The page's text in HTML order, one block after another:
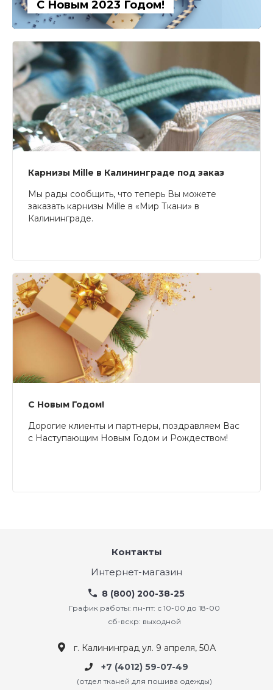
С Новым 2023 Годом!
Карнизы Mille в Калининграде под заказ
Мы рады сообщить, что теперь Вы можете
заказать карнизы Mille в «Мир Ткани» в
Калининграде.
С Новым Годом!
Дорогие клиенты и партнеры, поздравляем Вас
с Наступающим Новым Годом и Рождеством!
Контакты
Интернет-магазин
8 (800) 200-38-25
График работы: пн-пт: с 10-00 до 18-00
сб-вскр: выходной
г. Калининград ул. 9 апреля, 50А
+7 (4012) 59-07-49
(отдел тканей для пошива одежды)